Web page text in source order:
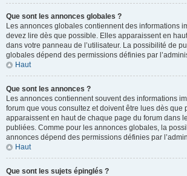
Que sont les annonces globales ?
Les annonces globales contiennent des informations
devez lire dès que possible. Elles apparaissent en
dans votre panneau de l’utilisateur. La possibilité de
globales dépend des permissions définies par
Haut
Que sont les annonces ?
Les annonces contiennent souvent des informations
forum que vous consultez et doivent être lues dès que
apparaissent en haut de chaque page du forum dans
publiées. Comme pour les annonces globales, la
annonces dépend des permissions définies par
Haut
Que sont les sujets épinglés ?